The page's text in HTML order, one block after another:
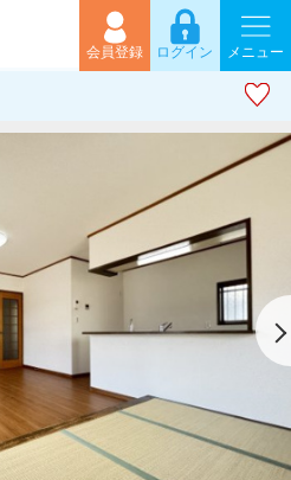
会員登録 ログイン メニュー